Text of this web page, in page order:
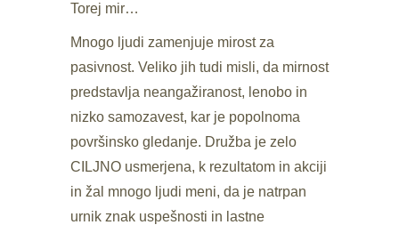
Torej mir…
Mnogo ljudi zamenjuje mirost za
pasivnost. Veliko jih tudi misli, da mirnost
predstavlja neangažiranost, lenobo in
nizko samozavest, kar je popolnoma
površinsko gledanje. Družba je zelo
CILJNO usmerjena, k rezultatom in akciji
in žal mnogo ljudi meni, da je natrpan
urnik znak uspešnosti in lastne